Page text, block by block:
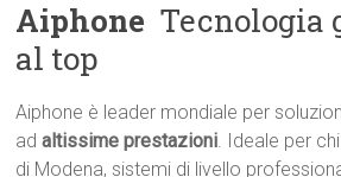
Aiphone 
al top
Aiphone è leader mondiale per
adaltissime prestazioni. Ideale per
di Modena, sistemi di livello